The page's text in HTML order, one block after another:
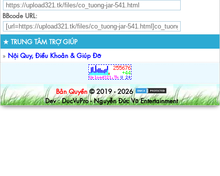
BBcode URL:
★ TRUNG TÂM TRỢ GIÚP
» Nội Quy, Điều Khoản & Giúp Đỡ
Bản Quyền © 2019 - 2026
Dev : DucVuPro - Nguyễn Đức Vũ Entertainment